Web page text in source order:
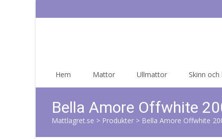
Hem Mattor Ullmattor Skinn och
Bella Amore Offwhite
Mattlagret.se > Produkter > Bella Amore Offwhite